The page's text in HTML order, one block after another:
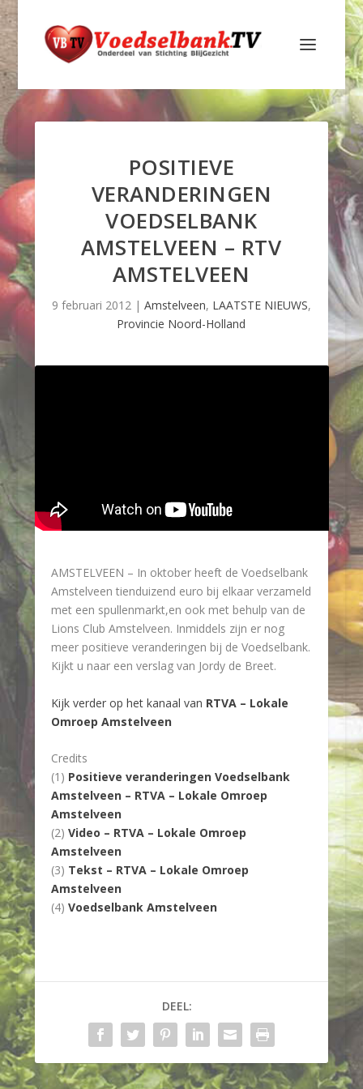
POSITIEVE
VERANDERINGEN
VOEDSELBANK
AMSTELVEEN – RTV
AMSTELVEEN
9 februari 2012| Amstelveen, LAATSTE NIEUWS,
Provincie Noord-Holland
AMSTELVEEN – In oktober heeft de Voedselbank
Amstelveen tienduizend euro bij elkaar verzameld
met een spullenmarkt,en ook met behulp van de
Lions Club Amstelveen. Inmiddels zijn er nog
meer positieve veranderingen bij de Voedselbank.
Kijkt u naar een verslag van Jordy de Breet.
Kijk verder op het kanaal van RTVA – Lokale
Omroep Amstelveen
Credits
(1) Positieve veranderingen Voedselbank
Amstelveen – RTVA – Lokale Omroep
Amstelveen
(2) Video – RTVA – Lokale Omroep
Amstelveen
(3) Tekst – RTVA – Lokale Omroep
Amstelveen
(4) Voedselbank Amstelveen
DEEL: